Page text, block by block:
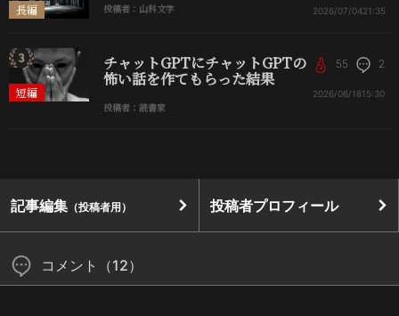
長編 投稿者：山科文字 2026/07/0421:35
短編
チャットGPTにチャットGPTの
怖い話を作てもらった結果
投稿者：読書家
55 2
2026/06/1815:30
記事編集 （投稿者用） 投稿者プロフィール
コメント（12）